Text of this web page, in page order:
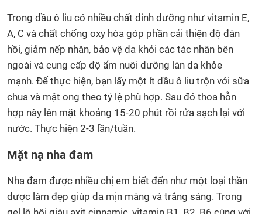
Trong dầu ô liu có nhiều chất dinh dưỡng như vitamin E,
A, C và chất chống oxy hóa góp phần cải thiện độ đàn
hồi, giảm nếp nhăn, bảo vệ da khỏi các tác nhân bên
ngoài và cung cấp độ ẩm nuôi dưỡng làn da khỏe
mạnh. Để thực hiện, bạn lấy một ít dầu ô liu trộn với sữa
chua và mật ong theo tỷ lệ phù hợp. Sau đó thoa hỗn
hợp này lên mặt khoảng 15-20 phút rồi rửa sạch lại với
nước. Thực hiện 2-3 lần/tuần.
Mặt nạ nha đam
Nha đam được nhiều chị em biết đến như một loại thần
dược làm đẹp giúp da mịn màng và trắng sáng. Trong